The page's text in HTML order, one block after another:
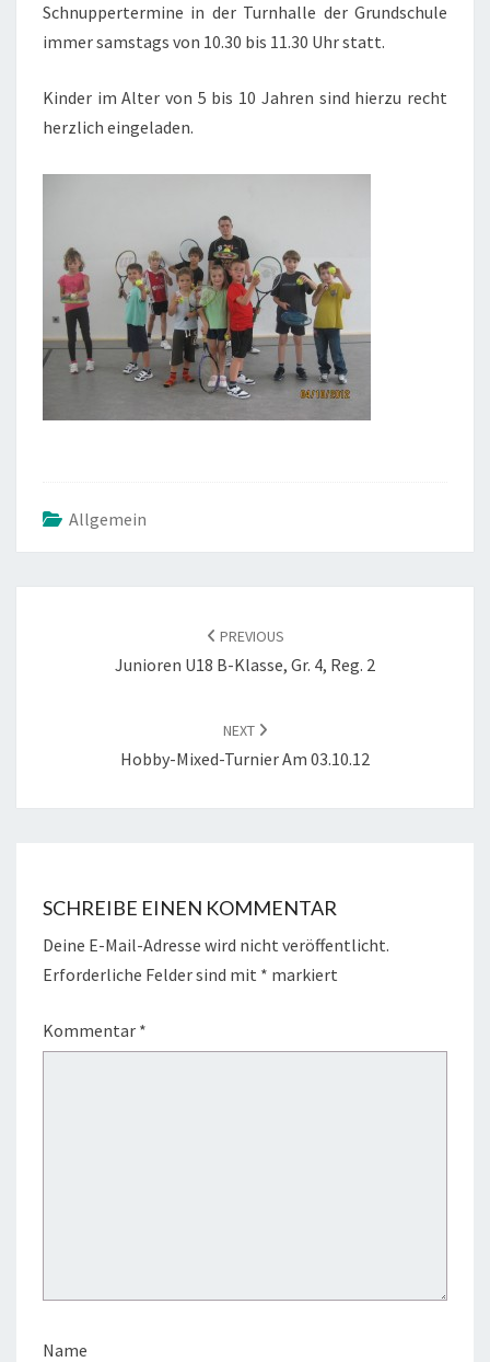
Schnuppertermine in der Turnhalle der Grundschule
immer samstags von 10.30 bis 11.30 Uhr statt.
Kinder im Alter von 5 bis 10 Jahren sind hierzu recht
herzlich eingeladen.
Allgemein
PREVIOUS
Junioren U18 B-Klasse, Gr. 4, Reg. 2
NEXT
Hobby-Mixed-Turnier Am 03.10.12
SCHREIBE EINEN KOMMENTAR
Deine E-Mail-Adresse wird nicht veröffentlicht.
Erforderliche Felder sind mit * markiert
Kommentar *
Name